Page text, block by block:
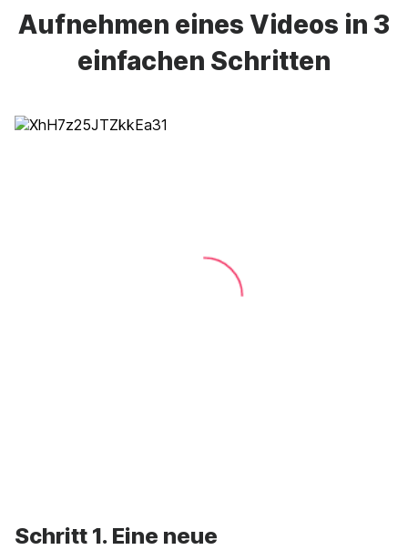
Aufnehmen eines Videos in 3
einfachen Schritten
Schritt 1. Eine neue